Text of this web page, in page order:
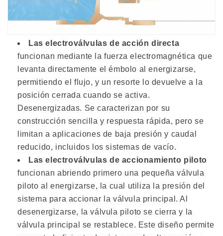
Las electroválvulas de acción directa
funcionan mediante la fuerza electromagnética que
levanta directamente el émbolo al energizarse,
permitiendo el flujo, y un resorte lo devuelve a la
posición cerrada cuando se activa.
Desenergizadas. Se caracterizan por su
construcción sencilla y respuesta rápida, pero se
limitan a aplicaciones de baja presión y caudal
reducido, incluidos los sistemas de vacío.
Las electroválvulas de accionamiento piloto
funcionan abriendo primero una pequeña válvula
piloto al energizarse, la cual utiliza la presión del
sistema para accionar la válvula principal. Al
desenergizarse, la válvula piloto se cierra y la
válvula principal se restablece. Este diseño permite